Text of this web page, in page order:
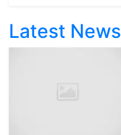
Latest News